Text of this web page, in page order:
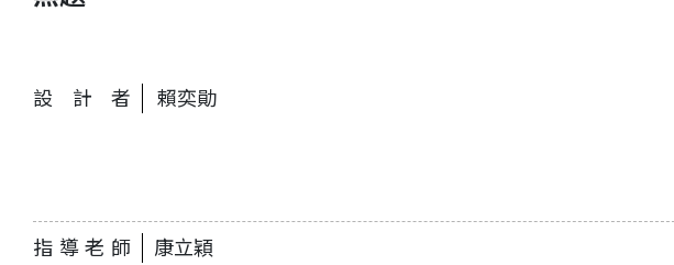
設計者 賴奕勛
指導老師 康立穎